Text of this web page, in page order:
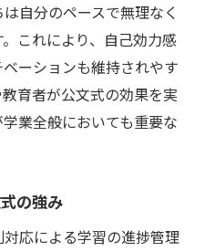
自分のペースで無理なく
これにより、自己効力感
ーションも維持されやす
育者が公文式の効果を実
業全般においても重要な
の強み
応による学習の進捗管理